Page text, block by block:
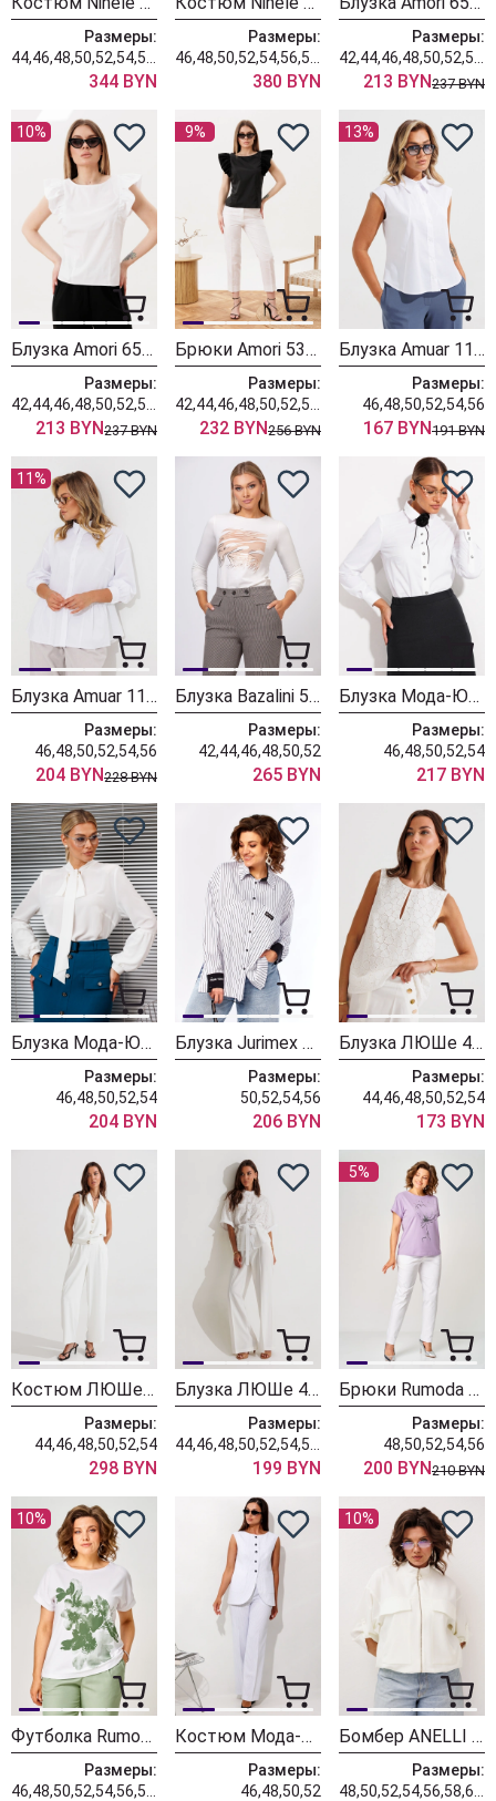
Размеры:
344 BYN
Размеры:
380 BYN
Размеры:
213 BYN237 BYN
10%
Блузка Amori 6514 белый
Размеры:
213 BYN237 BYN
9%
Брюки Amori 5312 молоко
Размеры:
232 BYN256 BYN
13%
Блузка Amuar 1133 белый
Размеры:
46,48,50,52,54,56
167 BYN191 BYN
11%
Блузка Amuar 1134 белый
Размеры:
46,48,50,52,54,56
204 BYN228 BYN
Блузка Bazalini 5084 белый
Размеры:
42,44,46,48,50,52
265 BYN
Блузка Мода-Юрс 26-2832bl белый
Размеры:
46,48,50,52,54
217 BYN
Блузка Мода-Юрс 26-2467bl молочный
Размеры:
46,48,50,52,54
204 BYN
Блузка Jurimex West 3487
Размеры:
50,52,54,56
206 BYN
Блузка ЛЮШе 4401 молочный
Размеры:
44,46,48,50,52,54
173 BYN
Костюм ЛЮШе 4403 молочный
Размеры:
44,46,48,50,52,54
298 BYN
Блузка ЛЮШе 4422 молочный
Размеры:
199 BYN
5%
Брюки Rumoda 2296 белый
Размеры:
48,50,52,54,56
200 BYN210 BYN
10%
Футболка Rumoda 2259 зеленый + белый
Размеры:
Костюм Мода-Юрс 2911 мелкая полоска
Размеры:
46,48,50,52
10%
Бомбер ANELLI LAUREL 1845 альбинос
Размеры: